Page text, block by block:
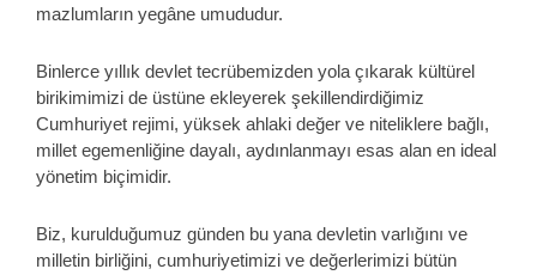
mazlumların yegâne umududur.
Binlerce yıllık devlet tecrübemizden yola çıkarak kültürel
birikimimizi de üstüne ekleyerek şekillendirdiğimiz
Cumhuriyet rejimi, yüksek ahlaki değer ve niteliklere bağlı,
millet egemenliğine dayalı, aydınlanmayı esas alan en ideal
yönetim biçimidir.
Biz, kurulduğumuz günden bu yana devletin varlığını ve
milletin birliğini, cumhuriyetimizi ve değerlerimizi bütün